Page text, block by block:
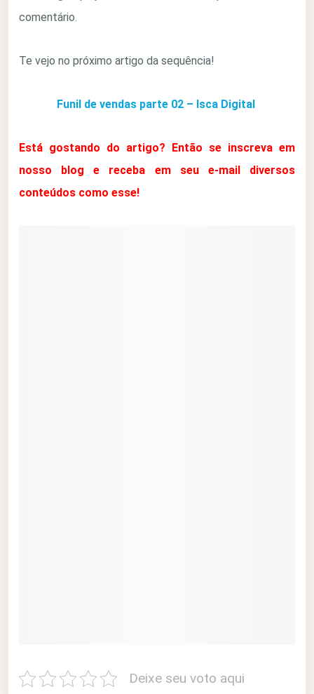
comentário.
Te vejo no próximo artigo da sequência!
Funil de vendas parte 02 – Isca Digital
Está gostando do artigo? Então se inscreva em
nosso blog e receba em seu e-mail diversos
conteúdos como esse!
Deixe seu voto aqui